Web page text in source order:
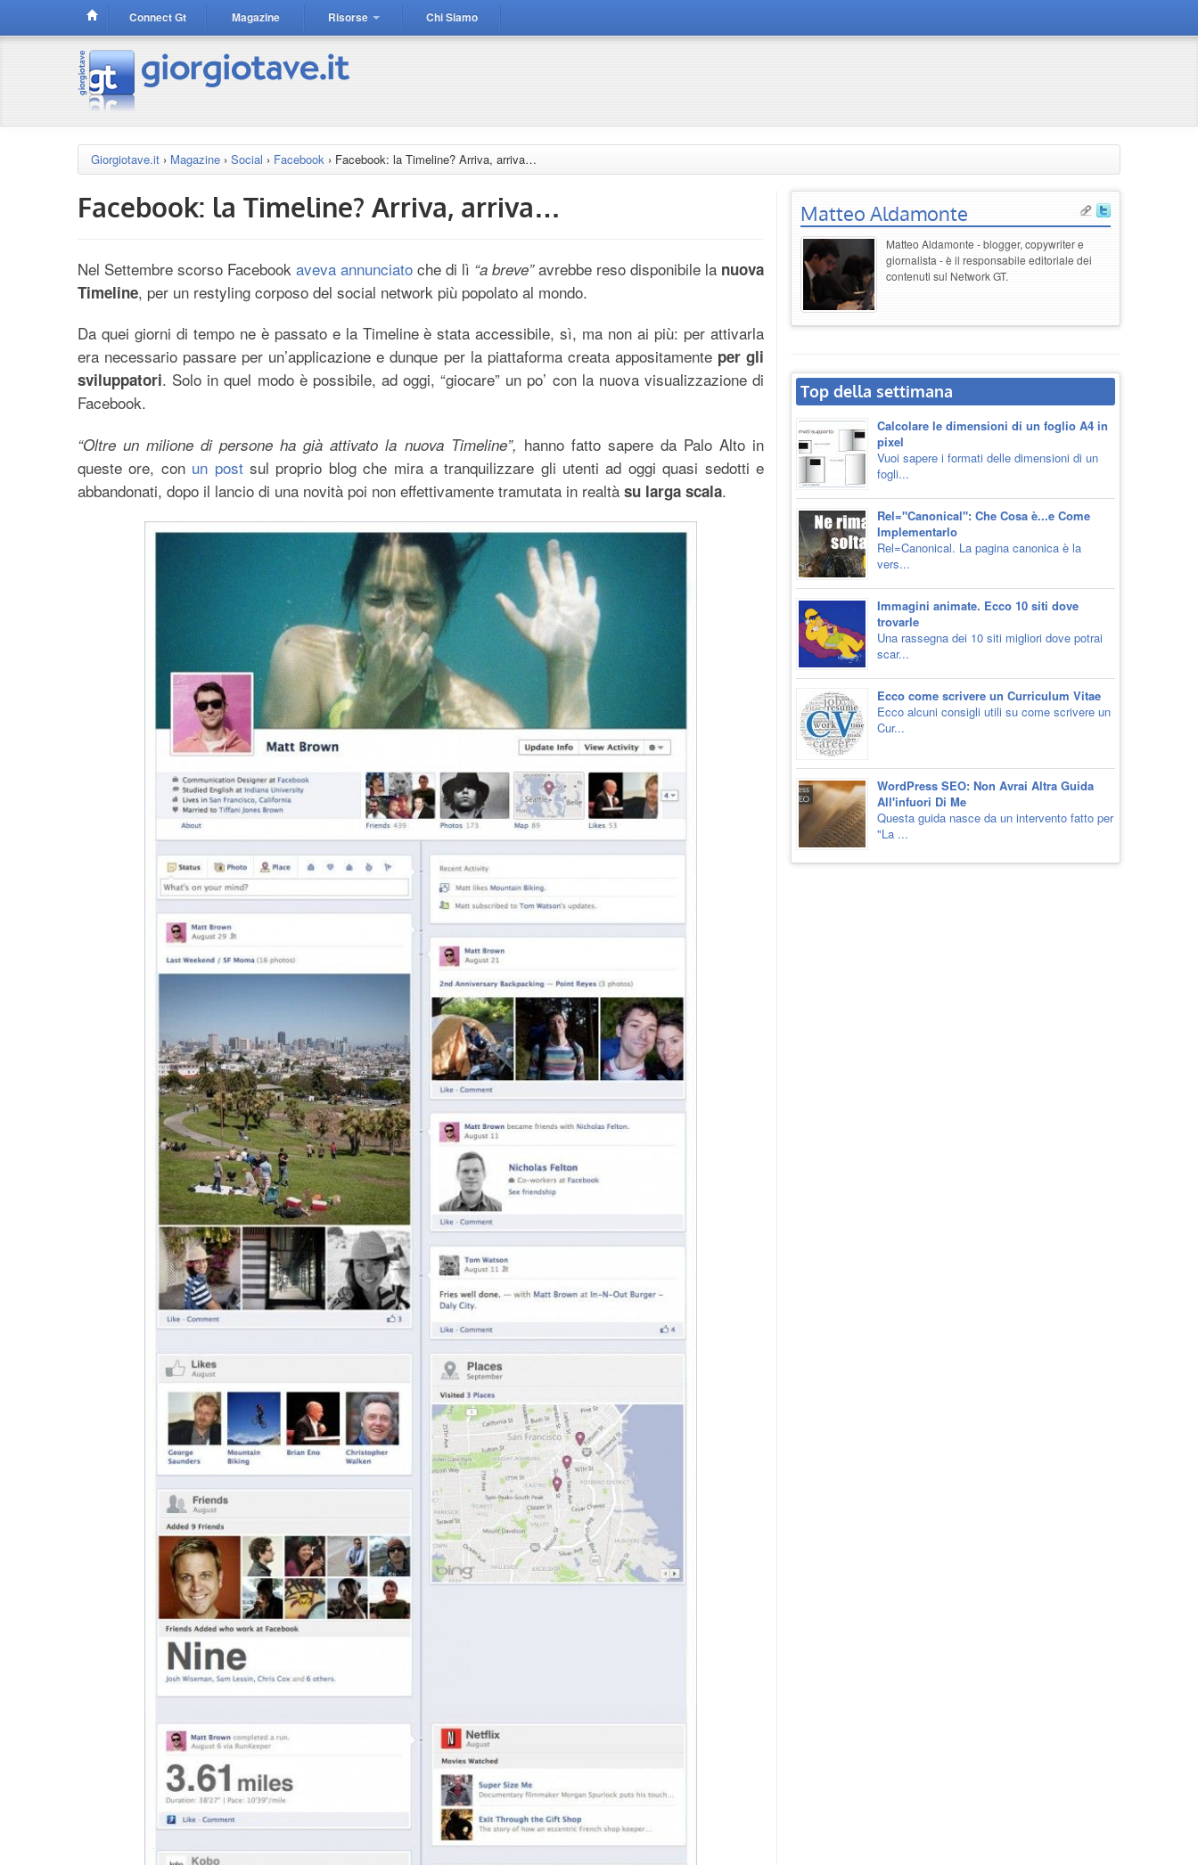
Connect Gt Magazine Risorse Chi Siamo
Giorgiotave.it › Magazine › Social › Facebook › Facebook: la Timeline? Arriva, arriva…
Facebook: la Timeline? Arriva, arriva…
Nel Settembre scorso Facebook aveva annunciato che di lì “a breve”avrebbe reso disponibile la nuova
Timeline, per un restyling corposo del social network più popolato al mondo.
Da quei giorni di tempo ne è passato e la Timeline è stata accessibile, sì, ma non ai più: per attivarla
era necessario passare per un’applicazione e dunque per la piattaforma creata appositamente per gli
sviluppatori. Solo in quel modo è possibile, ad oggi, “giocare” un po’ con la nuova visualizzazione di
Facebook.
“Oltre un milione di persone ha già attivato la nuova Timeline”, hanno fatto sapere da Palo Alto in
queste ore, con un postsul proprio blog che mira a tranquilizzare gli utenti ad oggi quasi sedotti e
abbandonati, dopo il lancio di una novità poi non effettivamente tramutata in realtà su larga scala.
Matteo Aldamonte
Matteo Aldamonte - blogger, copywriter e
giornalista - è il responsabile editoriale dei
contenuti sul Network GT.
Top della settimana
Calcolare le dimensioni di un foglio A4 in
pixel
Vuoi sapere i formati delle dimensioni di un
fogli...
Rel="Canonical": Che Cosa è...e Come
Implementarlo
Rel=Canonical. La pagina canonica è la
vers...
Immagini animate. Ecco 10 siti dove
trovarle
Una rassegna dei 10 siti migliori dove potrai
scar...
Ecco come scrivere un Curriculum Vitae
Ecco alcuni consigli utili su come scrivere un
Cur...
WordPress SEO: Non Avrai Altra Guida
All'infuori Di Me
Questa guida nasce da un intervento fatto per
"La ...